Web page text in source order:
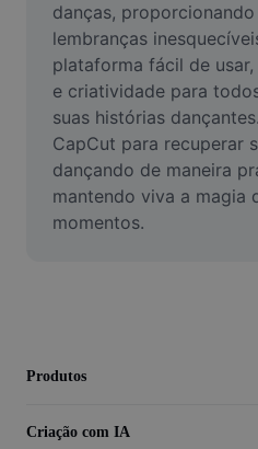
Remover plano de fundo
Aprimorar qualidade
Editor de Video
Cortar Vídeo
Adicionar Legendas ao
danças,
lembranças
plataforma fácil de
e criatividade para
suas histórias
CapCut para recuperar
dançando de maneira
mantendo viva a magia
momentos.
Produtos
Criação com IA